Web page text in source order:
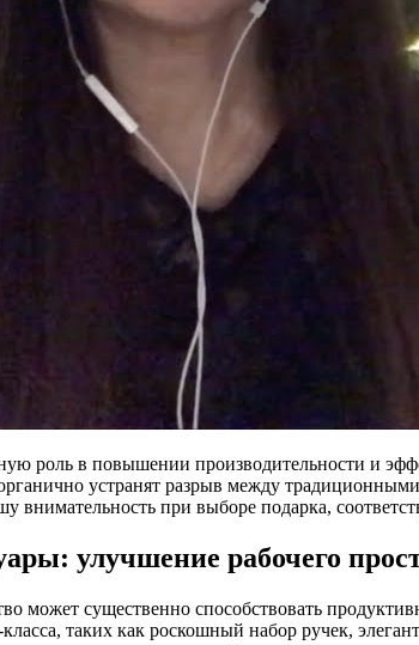
роль в повышении производительности и
устранят разрыв между
при выборе подарка,
улучшение рабочего
может существенно способствовать
таких как роскошный набор ручек,